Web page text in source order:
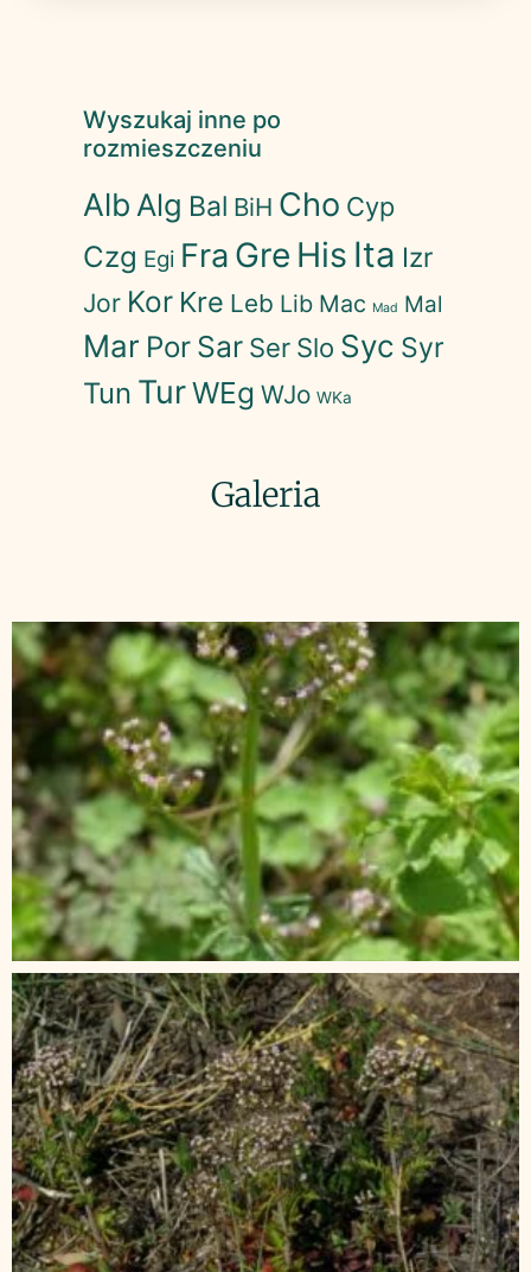
Wyszukaj inne po
rozmieszczeniu
AlbAlg Bal BiH Cho Cyp
Czg Egi Fra Gre His Ita Izr
Jor Kor Kre Leb Lib Mac Mad Mal
Mar Por Sar Ser Slo Syc Syr
Tun TurWEg WJo WKa
Galeria